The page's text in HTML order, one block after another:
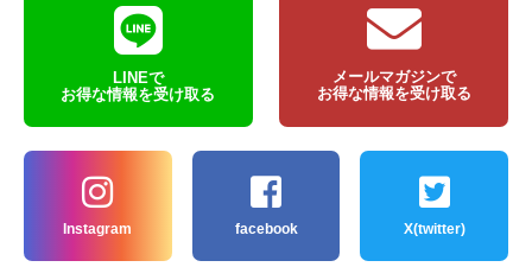
LINEで
お得な情報を受け取る
メールマガジンで
お得な情報を受け取る
Instagram facebook X(twitter)